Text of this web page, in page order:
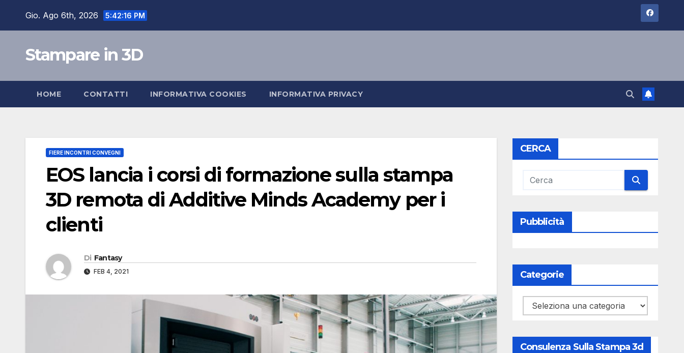
Gio. Ago 6th, 2026 5:42:17 PM
Stampare in 3D
HOME CONTATTI INFORMATIVA COOKIES INFORMATIVA PRIVACY
FIERE INCONTRI CONVEGNI
EOS lancia i corsi di formazione sulla stampa
3D remota di Additive Minds Academy per i
clienti
Di Fantasy
FEB 4, 2021
CERCA
Pubblicità
Categorie
Categorie
Consulenza Sulla Stampa 3d